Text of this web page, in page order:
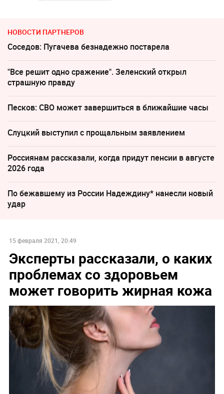
НОВОСТИ ПАРТНЕРОВ
Соседов: Пугачева безнадежно постарела
"Все решит одно сражение". Зеленский открыл
страшную правду
Песков: СВО может завершиться в ближайшие часы
Слуцкий выступил с прощальным заявлением
Россиянам рассказали, когда придут пенсии в августе
2026 года
По бежавшему из России Надеждину* нанесли новый
удар
15 февраля 2021, 20:49
Эксперты рассказали, о каких
проблемах со здоровьем
может говорить жирная кожа